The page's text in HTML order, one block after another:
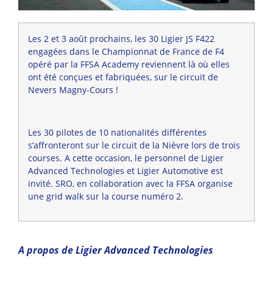
Les 2 et 3 août prochains, les 30 Ligier JS F422
engagées dans le Championnat de France de F4
opéré par la FFSA Academy reviennent là où elles
ont été conçues et fabriquées, sur le circuit de
Nevers Magny-Cours !
Les 30 pilotes de 10 nationalités différentes
s’affronteront sur le circuit de la Nièvre lors de trois
courses. A cette occasion, le personnel de Ligier
Advanced Technologies et Ligier Automotive est
invité. SRO, en collaboration avec la FFSA organise
une grid walk sur la course numéro 2.
A propos de Ligier Advanced Technologies